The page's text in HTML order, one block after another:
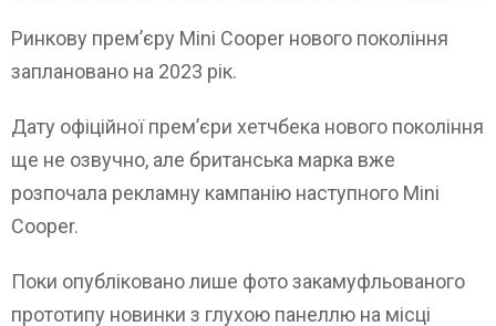
Ринкову прем’єру Mini Cooper нового покоління
заплановано на 2023 рік.
Дату офіційної прем’єри хетчбека нового покоління
ще не озвучно, але британська марка вже
розпочала рекламну кампанію наступного Mini
Cooper.
Поки опубліковано лише фото закамуфльованого
прототипу новинки з глухою панеллю на місці